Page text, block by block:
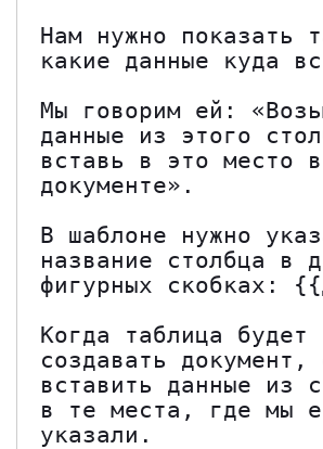
Нам нужно показать
какие данные куда
Мы говорим ей:
данные из этого
вставь в это место в
документе».
В шаблоне нужно
название столбца в
фигурных скобках:
Когда таблица будет
создавать документ,
вставить данные из
в те места, где мы
указали.